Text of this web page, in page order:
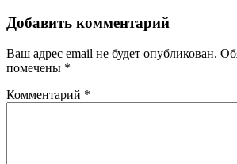
Добавить комментарий
Ваш адрес email не будет опубликован.
помечены *
Комментарий *